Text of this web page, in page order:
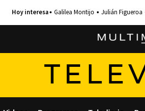
Galilea Montijo Julián Figueroa